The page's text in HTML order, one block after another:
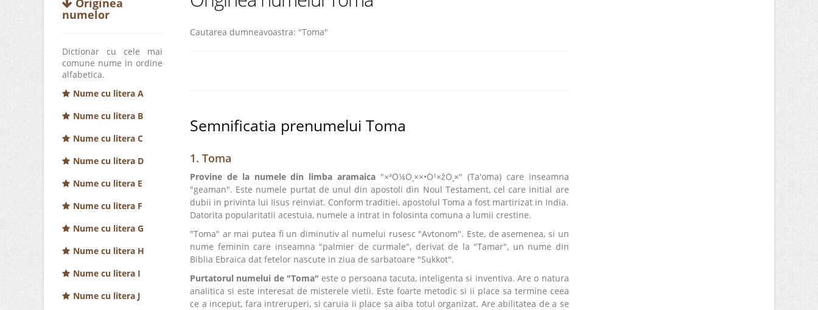
Originea
numelor
Dictionar cu cele mai
comune nume in ordine
alfabetica.
Nume cu litera A
Nume cu litera B
Nume cu litera C
Nume cu litera D
Nume cu litera E
Nume cu litera F
Nume cu litera G
Nume cu litera H
Nume cu litera I
Nume cu litera J
Cautarea dumneavoastra: "Toma"
Semnificatia prenumelui Toma
1. Toma
Provine de la numele din limba aramaica "×ªÖ¼Ö¸××•Ö¹×žÖ¸×" (Ta'oma) care inseamna
"geaman". Este numele purtat de unul din apostoli din Noul Testament, cel care initial are
dubii in privinta lui Iisus reinviat. Conform traditiei, apostolul Toma a fost martirizat in India.
Datorita popularitatii acestuia, numele a intrat in folosinta comuna a lumii crestine.
"Toma" ar mai putea fi un diminutiv al numelui rusesc "Avtonom". Este, de asemenea, si un
nume feminin care inseamna "palmier de curmale", derivat de la "Tamar", un nume din
Biblia Ebraica dat fetelor nascute in ziua de sarbatoare "Sukkot".
Purtatorul numelui de "Toma" este o persoana tacuta, inteligenta si inventiva. Are o natura
analitica si este interesat de misterele vietii. Este foarte metodic si ii place sa termine ceea
ce a inceput, fara intreruperi, si caruia ii place sa aiba totul organizat. Are abilitatea de a se